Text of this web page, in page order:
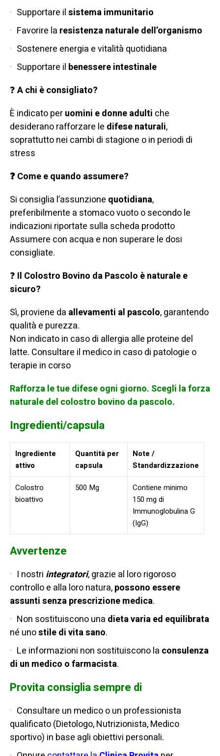
Supportare ilsistema immunitario
Favorire la resistenza naturale dell’organismo
Sostenere energia e vitalità quotidiana
Supportare il benessere intestinale
❓A chi è consigliato?
È indicato peruomini e donne adulti che
desiderano rafforzare le difese naturali,
soprattutto nei cambi di stagione o in periodi di
stress
❓ Come e quando assumere?
Si consiglia l’assunzione quotidiana,
preferibilmente a stomaco vuoto o secondo le
indicazioni riportate sulla scheda prodotto
Assumere con acqua e non superare le dosi
consigliate.
❓ Il Colostro Bovino da Pascolo è naturale e
sicuro?
Sì, proviene da allevamenti al pascolo, garantendo
qualità e purezza.
Non indicato in caso di allergia alle proteine del
latte. Consultare il medico in caso di patologie o
terapie in corso
Rafforza le tue difese ogni giorno. Scegli la forza
naturale del colostro bovino da pascolo.
Ingredienti/capsula
Ingrediente
attivo
Quantità per
capsula
Note /
Standardizzazione
Colostro
bioattivo
500 Mg
Contiene minimo
150 mg di
Immunoglobulina G
(IgG)
Avvertenze
I nostri integratori, grazie al loro rigoroso
controllo e alla loro natura,possono essere
assunti senza prescrizione medica.
Non sostituiscono una dieta varia ed equilibrata
né unostile di vita sano.
Le informazioni non sostituiscono la consulenza
di un medico o farmacista.
Provita consiglia sempre di
Consultare un medico o un professionista
qualificato (Dietologo, Nutrizionista, Medico
sportivo) in base agli obiettivi personali.